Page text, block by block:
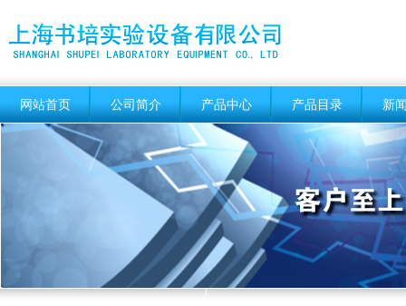
网站首页 公司简介 产品中心 产品目录 新